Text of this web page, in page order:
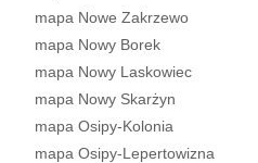
mapa Nowe Zakrzewo
mapa Nowy Borek
mapa Nowy Laskowiec
mapa Nowy Skarżyn
mapa Osipy-Kolonia
mapa Osipy-Lepertowizna